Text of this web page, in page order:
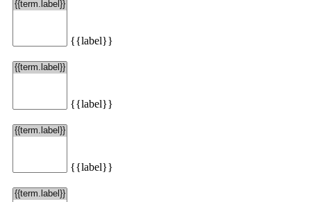
{{label}}
{{label}}
{{label}}
Načítať viac